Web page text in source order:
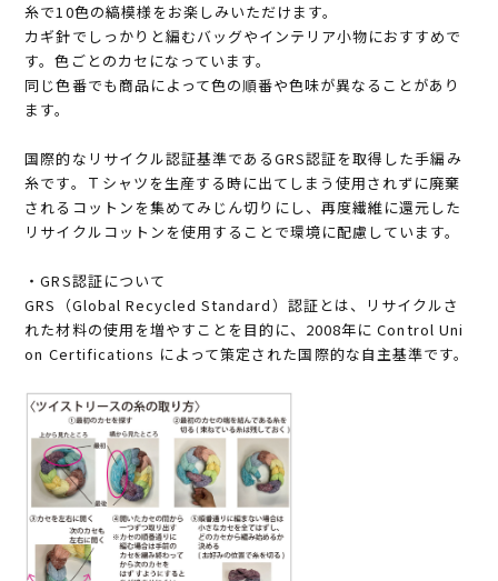
糸で10色の縞模様をお楽しみいただけます。
カギ針でしっかりと編むバッグやインテリア小物におすすめで
す。色ごとのカセになっています。
同じ色番でも商品によって色の順番や色味が異なることがあり
ます。
国際的なリサイクル認証基準であるGRS認証を取得した手編み
糸です。Ｔシャツを生産する時に出てしまう使用されずに廃棄
されるコットンを集めてみじん切りにし、再度繊維に還元した
リサイクルコットンを使用することで環境に配慮しています。
・GRS認証について
GRS（Global Recycled Standard）認証とは、リサイクルさ
れた材料の使用を増やすことを目的に、2008年に Control Uni
on Certifications によって策定された国際的な自主基準です。